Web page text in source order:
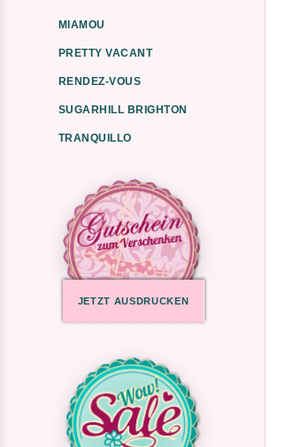
MIAMOU
PRETTY VACANT
RENDEZ-VOUS
SUGARHILL BRIGHTON
TRANQUILLO
JETZT AUSDRUCKEN